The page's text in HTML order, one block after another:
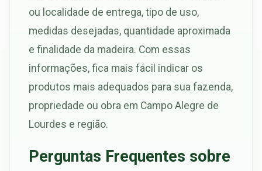
ou localidade de entrega, tipo de uso,
medidas desejadas, quantidade aproximada
e finalidade da madeira. Com essas
informações, fica mais fácil indicar os
produtos mais adequados para sua fazenda,
propriedade ou obra em Campo Alegre de
Lourdes e região.
Perguntas Frequentes sobre